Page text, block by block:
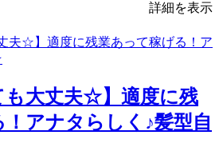
詳細を表示
も大丈夫☆】適度に残
アナタらしく♪髪型自